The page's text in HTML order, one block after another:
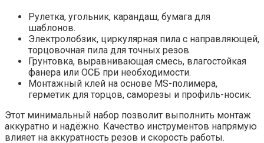
Рулетка, угольник, карандаш, бумага для
шаблонов.
Электролобзик, циркулярная пила с направляющей,
торцовочная пила для точных резов.
Грунтовка, выравнивающая смесь, влагостойкая
фанера или ОСБ при необходимости.
Монтажный клей на основе MS-полимера,
герметик для торцов, саморезы и профиль-носик.
Этот минимальный набор позволит выполнить монтаж
аккуратно и надёжно. Качество инструментов напрямую
влияет на аккуратность резов и скорость работы.